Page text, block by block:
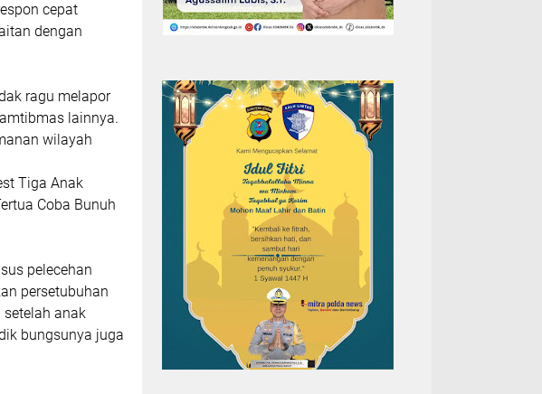
cepat
dengan
ragu melapor
lainnya.
wilayah
Tiga Anak
Coba Bunuh
pelecehan
persetubuhan
anak
bungsunya juga